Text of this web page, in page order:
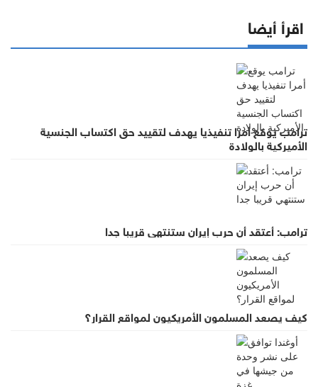
اقرأ أيضا
ترامب يوقع أمرا تنفيذيا يهدف لتقييد حق اكتساب الجنسية
الأميركية بالولادة
ترامب: أعتقد أن حرب إيران ستنتهي قريبا جدا
كيف يصعد المسلمون الأمريكيون لمواقع القرار؟